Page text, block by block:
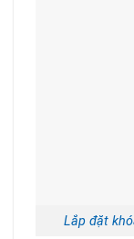
Lắp đặt